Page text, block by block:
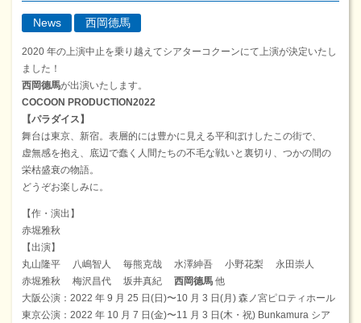
News 西岡德馬
2020 年の上演中止を乗り越えてシアターコクーンにて上演が決定いたし
ました！
西岡德馬が出演いたします。
COCOON PRODUCTION2022
【パラダイス】
舞台は東京、新宿。表層的には豊かに見える平和ぼけしたこの街で、
虚無感を抱え、底辺で蠢く人間たちの不毛な戦いと裏切り、つかの間の
栄枯盛衰の物語。
どうぞお楽しみに。
【作・演出】
赤堀雅秋
【出演】
丸山隆平 八嶋智人 毎熊克哉 水澤紳吾 小野花梨 永田崇人
赤堀雅秋 梅沢昌代 坂井真紀 ⻄岡德馬 他
大阪公演：2022 年 9 月 25 日(日)〜10 月 3 日(月) 森ノ宮ピロティホール
東京公演：2022 年 10 月 7 日(金)〜11 月 3 日(木・祝) Bunkamura シア